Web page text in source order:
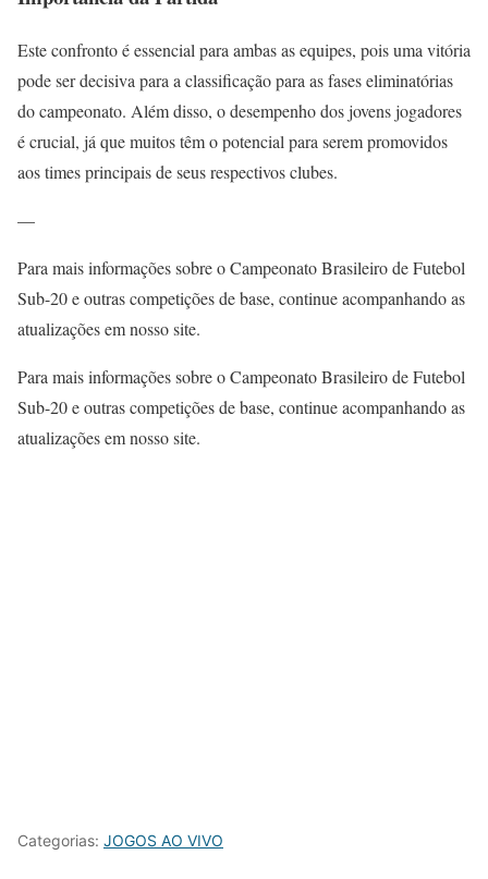
Este confronto é essencial para ambas as equipes, pois uma vitória
pode ser decisiva para a classificação para as fases eliminatórias
do campeonato. Além disso, o desempenho dos jovens jogadores
é crucial, já que muitos têm o potencial para serem promovidos
aos times principais de seus respectivos clubes.
—
Para mais informações sobre o Campeonato Brasileiro de Futebol
Sub-20 e outras competições de base, continue acompanhando as
atualizações em nosso site.
Para mais informações sobre o Campeonato Brasileiro de Futebol
Sub-20 e outras competições de base, continue acompanhando as
atualizações em nosso site.
Categorias: JOGOS AO VIVO